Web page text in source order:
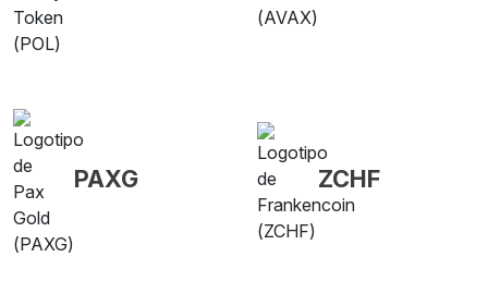
PAXG ZCHF